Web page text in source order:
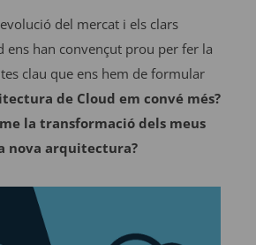
del mercat i els clars
ens han convençut prou per fer la
clau que ens hem de formular
de Cloud em convé més?
la transformació dels meus
nova arquitectura?